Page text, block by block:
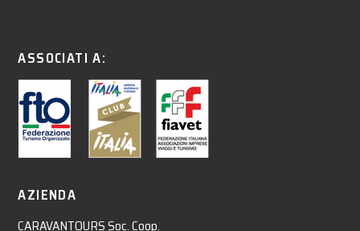
ASSOCIATI A:
AZIENDA
CARAVANTOURS Soc. Coop.